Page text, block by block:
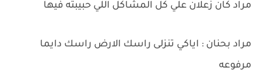
مراد كان زعلان علي كل المشاكل اللي حبيبته فيها
مراد بحنان : اياكي تنزلى راسك الارض راسك دايما
مرفوعه